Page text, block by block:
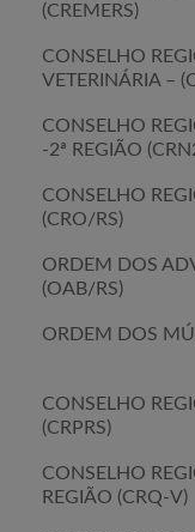
(CREMERS)
CONSELHO
VETERINÁRIA –
CONSELHO
-2ª REGIÃO
CONSELHO
(CRO/RS)
ORDEM DOS
(OAB/RS)
ORDEM DOS
CONSELHO
(CRPRS)
CONSELHO
REGIÃO (CRQ-V)